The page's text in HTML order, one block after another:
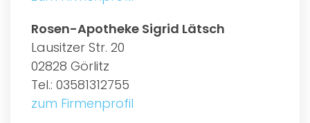
Rosen-Apotheke Sigrid Lätsch
Lausitzer Str. 20
02828 Görlitz
Tel.: 03581312755
zum Firmenprofil